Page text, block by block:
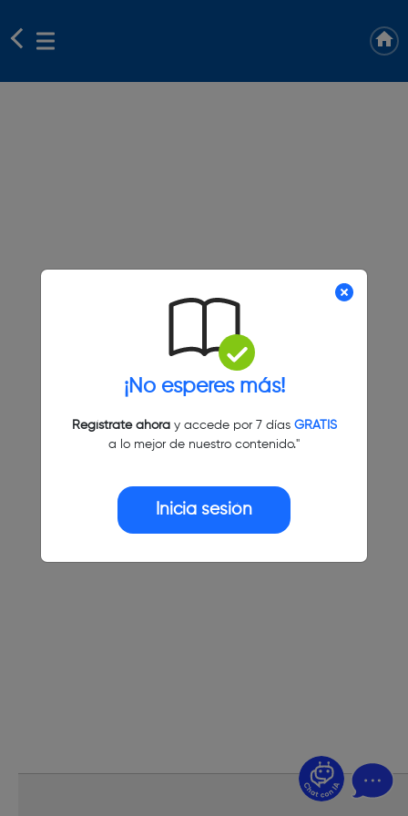
¡No esperes más!
Regístrate ahoray accede por 7 días GRATIS
a lo mejor de nuestro contenido."
Inicia sesión